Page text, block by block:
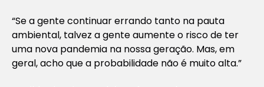
“Se a gente continuar errando tanto na pauta
ambiental, talvez a gente aumente o risco de ter
uma nova pandemia na nossa geração. Mas, em
geral, acho que a probabilidade não é muito alta.”